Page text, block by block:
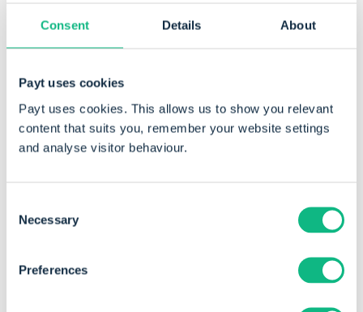
Consent Details About
Payt uses cookies
Payt uses cookies. This allows us to show you relevant
content that suits you, remember your website settings
and analyse visitor behaviour.
Selection
Necessary
Preferences
nodig om in de toekomst sneller en efficiënter
te innen.